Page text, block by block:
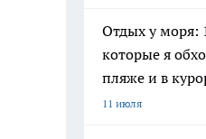
Отдых у моря:
которые я
пляже и в
11 июля